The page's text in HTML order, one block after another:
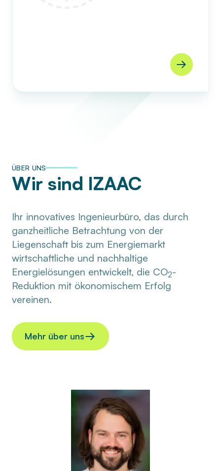
ÜBER UNS
Wir sind IZAAC
Ihr innovatives Ingenieurbüro, das durch
ganzheitliche Betrachtung von der
Liegenschaft bis zum Energiemarkt
wirtschaftliche und nachhaltige
Energielösungen entwickelt, die CO2-
Reduktion mit ökonomischem Erfolg
vereinen.
Mehr über uns